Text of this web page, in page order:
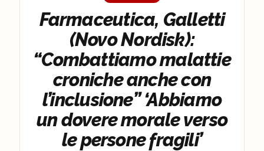
Farmaceutica, Galletti
(Novo Nordisk):
“Combattiamo malattie
croniche anche con
l’inclusione” ‘Abbiamo
un dovere morale verso
le persone fragili’